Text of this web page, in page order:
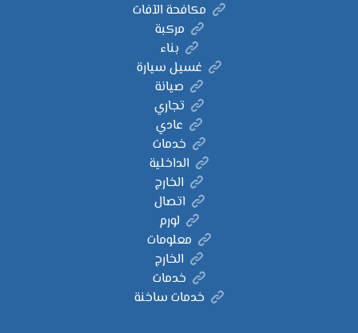
مكافحة الآفات
مركبة
بناء
غسيل سيارة
صيانة
تجاري
عادي
خدمات
الداخلية
الخارج
اتصال
لورم
معلومات
الخارج
خدمات
خدمات ساخنة